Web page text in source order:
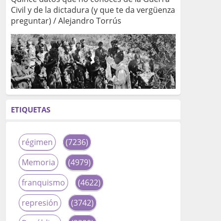
Civil y de la dictadura (y que te da vergüenza
preguntar) / Alejandro Torrús
ETIQUETAS
régimen
(7236)
Memoria
(4979)
franquismo
(4622)
represión
(3742)